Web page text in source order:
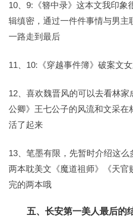
10、9:《簪中录》这本文我印象
辑缜密，通过一件件事情与男主
一路走到最后
11、10:《穿越事件簿》破案文
12、喜欢魏晋风的可以去看林
公卿》王七公子的风流和文采在
活了起来
13、笔墨有限，先暂时介绍这
两本耽美文《魔道祖师》《天官
完的两本哦
五、长安第一美人最后的